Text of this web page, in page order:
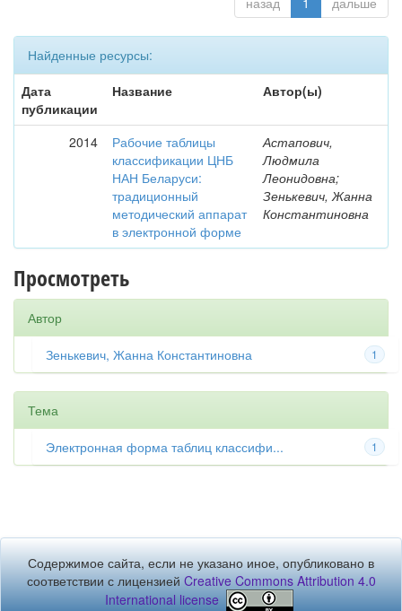
Найденные ресурсы:
Дата
публикации
Название Автор(ы)
2014
Рабочие таблицы
классификации ЦНБ
НАН Беларуси:
традиционный
методический аппарат
в электронной форме
Астапович,
Людмила
Леонидовна;
Зенькевич, Жанна
Константиновна
Просмотреть
Автор
1
Зенькевич, Жанна Константиновна
Тема
1
Электронная форма таблиц классифи...
Содержимое сайта, если не указано иное, опубликовано в
соответствии с лицензиейCreative Commons Attribution 4.0
International license